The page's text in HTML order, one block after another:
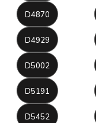
D4870
D4929
D5002
D5191
D5452